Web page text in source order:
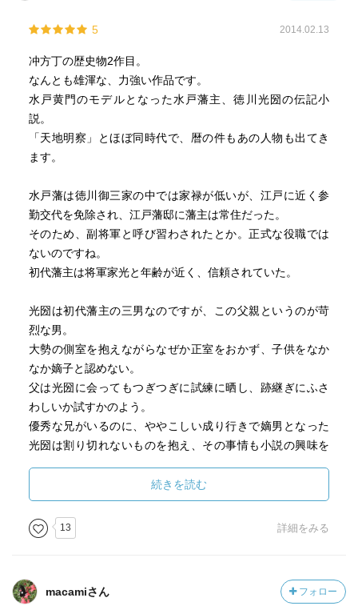
5 2014.02.13
冲方丁の歴史物2作目。
なんとも雄渾な、力強い作品です。
水戸黄門のモデルとなった水戸藩主、徳川光圀の伝記小
説。
「天地明察」とほぼ同時代で、暦の件もあの人物も出てき
ます。
水戸藩は徳川御三家の中では家禄が低いが、江戸に近く参
勤交代を免除され、江戸藩邸に藩主は常住だった。
そのため、副将軍と呼び習わされたとか。正式な役職では
ないのですね。
初代藩主は将軍家光と年齢が近く、信頼されていた。
光圀は初代藩主の三男なのですが、この父親というのが苛
烈な男。
大勢の側室を抱えながらなぜか正室をおかず、子供をなか
なか嫡子と認めない。
父は光圀に会ってもつぎつぎに試練に晒し、跡継ぎにふさ
わしいか試すかのよう。
優秀な兄がいるのに、ややこしい成り行きで嫡男となった
光圀は割り切れないものを抱え、その事情も小説の興味を
後に、兄の子を自分の跡継ぎに据えることに。
義を貫いた人だったのですね。
父親譲りか？光圀自身もはげしい気性。
のでした。
なんと詩で天下を取ろうと高言、京都の冷泉家とも交流を
続きを読む
13 詳細をみる
macamiさん フォロー